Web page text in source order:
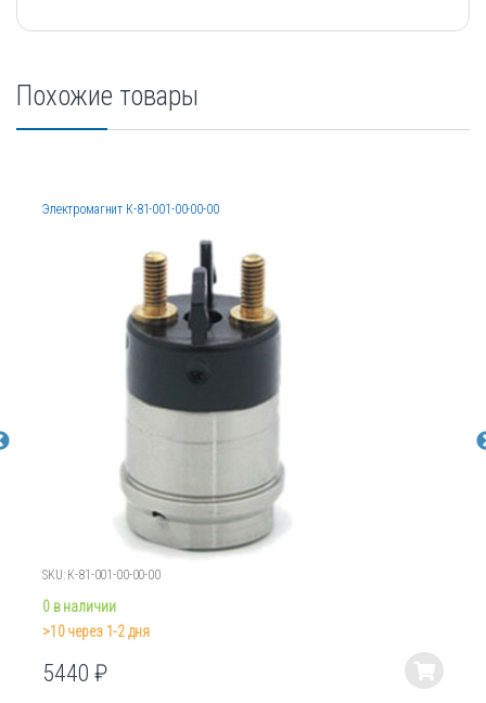
Похожие товары
Электромагнит К-81-001-00-00-00
SKU: К-81-001-00-00-00
0 в наличии
>10 через 1-2 дня
5440₽
Этот